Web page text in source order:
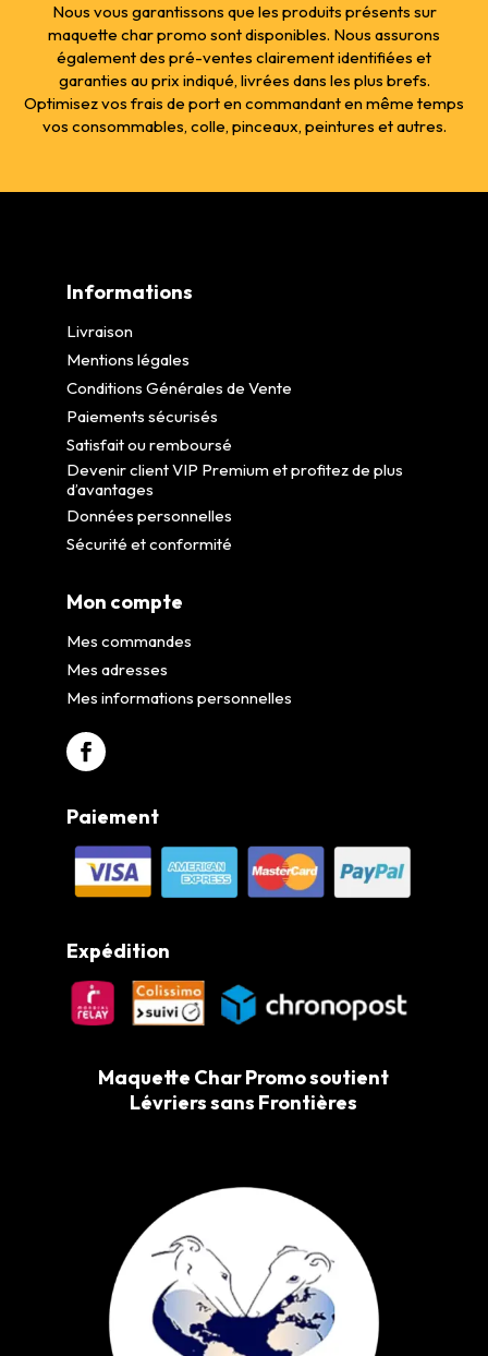
Nous vous garantissons que les produits présents sur
maquette char promo sont disponibles. Nous assurons
également des pré-ventes clairement identifiées et
garanties au prix indiqué, livrées dans les plus brefs.
Optimisez vos frais de port en commandant en même temps
vos consommables, colle, pinceaux, peintures et autres.
Informations
Livraison
Mentions légales
Conditions Générales de Vente
Paiements sécurisés
Satisfait ou remboursé
Devenir client VIP Premium et profitez de plus
d’avantages
Données personnelles
Sécurité et conformité
Mon compte
Mes commandes
Mes adresses
Mes informations personnelles
Paiement
Expédition
Maquette Char Promo soutient
Lévriers sans Frontières